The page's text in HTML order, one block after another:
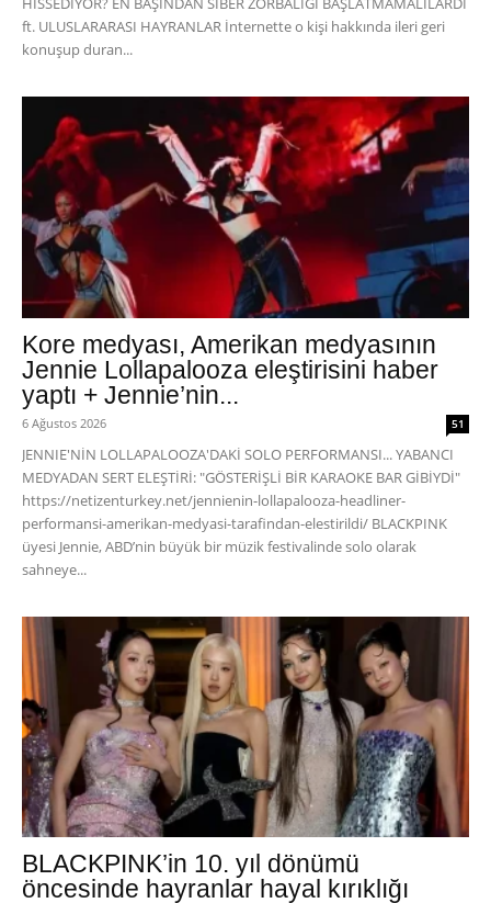
ft. ULUSLARARASI HAYRANLAR İnternette o kişi hakkında ileri geri
konuşup duran...
Kore medyası, Amerikan medyasının
Jennie Lollapalooza eleştirisini haber
yaptı + Jennie’nin...
6 Ağustos 2026 51
JENNIE'NİN LOLLAPALOOZA'DAKİ SOLO PERFORMANSI... YABANCI
MEDYADAN SERT ELEŞTİRİ: "GÖSTERİŞLİ BİR KARAOKE BAR GİBİYDİ"
https://netizenturkey.net/jennienin-lollapalooza-headliner-
performansi-amerikan-medyasi-tarafindan-elestirildi/ BLACKPINK
üyesi Jennie, ABD’nin büyük bir müzik festivalinde solo olarak
sahneye...
BLACKPINK’in 10. yıl dönümü
öncesinde hayranlar hayal kırıklığı